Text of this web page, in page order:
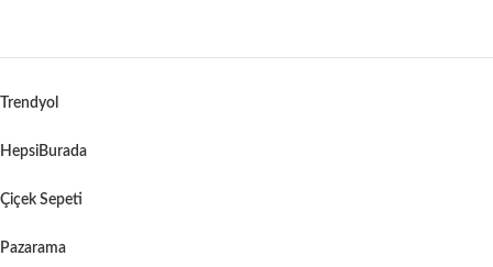
Trendyol
HepsiBurada
Çiçek Sepeti
Pazarama